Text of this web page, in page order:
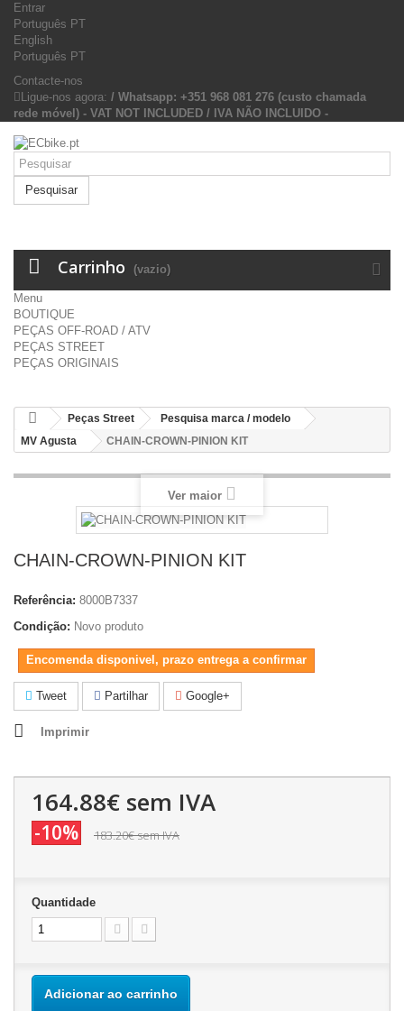
Entrar
Português PT
English
Português PT
Contacte-nos
Ligue-nos agora: / Whatsapp: +351 968 081 276 (custo chamada
rede móvel) - VAT NOT INCLUDED / IVA NÃO INCLUIDO -
Pesquisar
Carrinho (vazio)
Menu
BOUTIQUE
PEÇAS OFF-ROAD / ATV
PEÇAS STREET
PEÇAS ORIGINAIS
Peças Street
Pesquisa marca / modelo
MV Agusta
CHAIN-CROWN-PINION KIT
Ver maior
CHAIN-CROWN-PINION KIT
Referência: 8000B7337
Condição: Novo produto
Encomenda disponivel, prazo entrega a confirmar
Tweet Partilhar Google+
Imprimir
164.88€ sem IVA
-10% 183.20€sem IVA
Quantidade
Adicionar ao carrinho